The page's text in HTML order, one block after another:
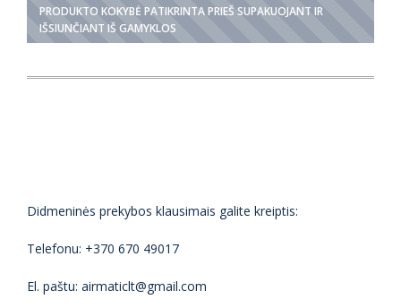
PRODUKTO KOKYBĖ PATIKRINTA PRIEŠ SUPAKUOJANT IR
IŠSIUNČIANT IŠ GAMYKLOS
Didmeninės prekybos klausimais galite kreiptis:
Telefonu: +370 670 49017
El. paštu: airmaticlt@gmail.com